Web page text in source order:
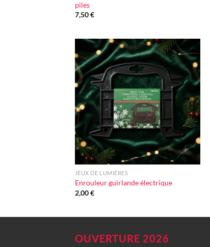
piles
7,50€
Ajouter
à la liste
d'envie
+
JEUX DE LUMIÈRES
Enrouleur guirlande électrique
2,00€
OUVERTURE 2026